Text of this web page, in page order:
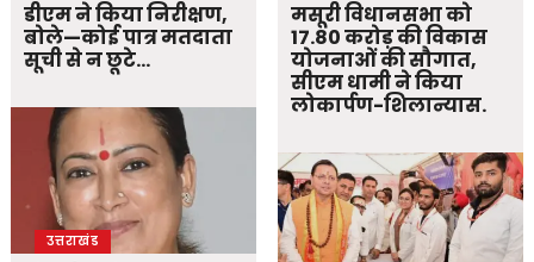
डीएम ने किया निरीक्षण,
बोले—कोई पात्र मतदाता
सूची से न छूटे…
उत्तराखंड
मसूरी विधानसभा को
17.80 करोड़ की विकास
योजनाओं की सौगात,
सीएम धामी ने किया
लोकार्पण-शिलान्यास.